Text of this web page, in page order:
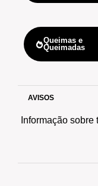
Queimas e
Queimadas
AVISOS
Informação